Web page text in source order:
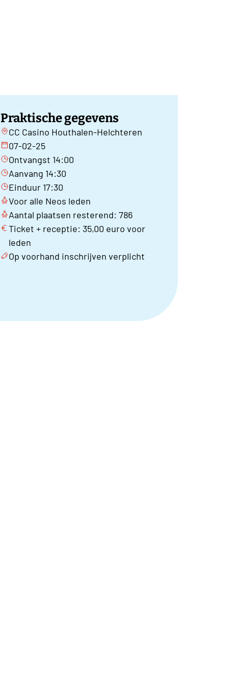
Praktische gegevens
CC Casino Houthalen-Helchteren
07-02-25
Ontvangst 14:00
Aanvang 14:30
Einduur 17:30
Voor alle Neos leden
Aantal plaatsen resterend: 786
Ticket + receptie: 35,00 euro voor
leden
Op voorhand inschrijven verplicht